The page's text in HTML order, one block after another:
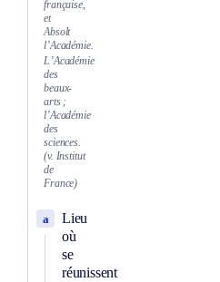
française,
et
Absolt
l’Académie.
L’Académie
des
beaux-
arts ;
l’Académie
des
sciences.
(v. Institut
de
France)
Lieu
où
se
réunissent
a